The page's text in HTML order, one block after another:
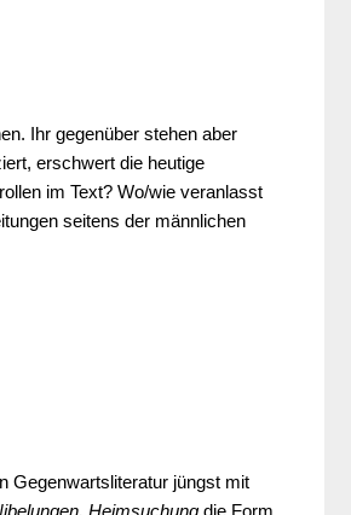
Ihr gegenüber stehen aber
erschwert die heutige
im Text? Wo/wie veranlasst
seitens der männlichen
Gegenwartsliteratur jüngst mit
Heimsuchung die Form